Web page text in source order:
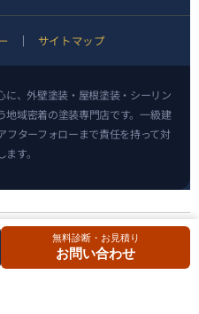
｜ サイトマップ
、外壁塗装・屋根塗装・シーリン
地域密着の塗装専門店です。一級建
ターフォローまで責任を持って対
す。
塗装なら親方施工の坂木塗装 All
無料診断・お見積り
お問い合わせ